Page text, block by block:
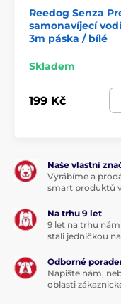
Reedog Senza
samonavíjecí
3m páska / bílé
Skladem
199 Kč
Naše vlastní
Vyrábíme a
smart produktů
Na trhu 9 let
9 let na trhu
stali jedničkou
Odborné
Napište nám,
oblasti